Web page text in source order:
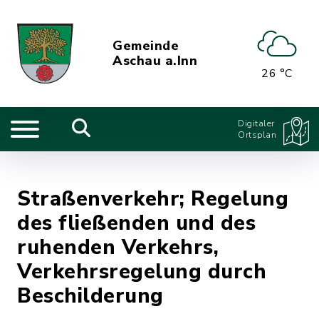
Gemeinde
Aschau a.Inn
26 °C
Digitaler
Ortsplan
Straßenverkehr; Regelung
des fließenden und des
ruhenden Verkehrs,
Verkehrsregelung durch
Beschilderung